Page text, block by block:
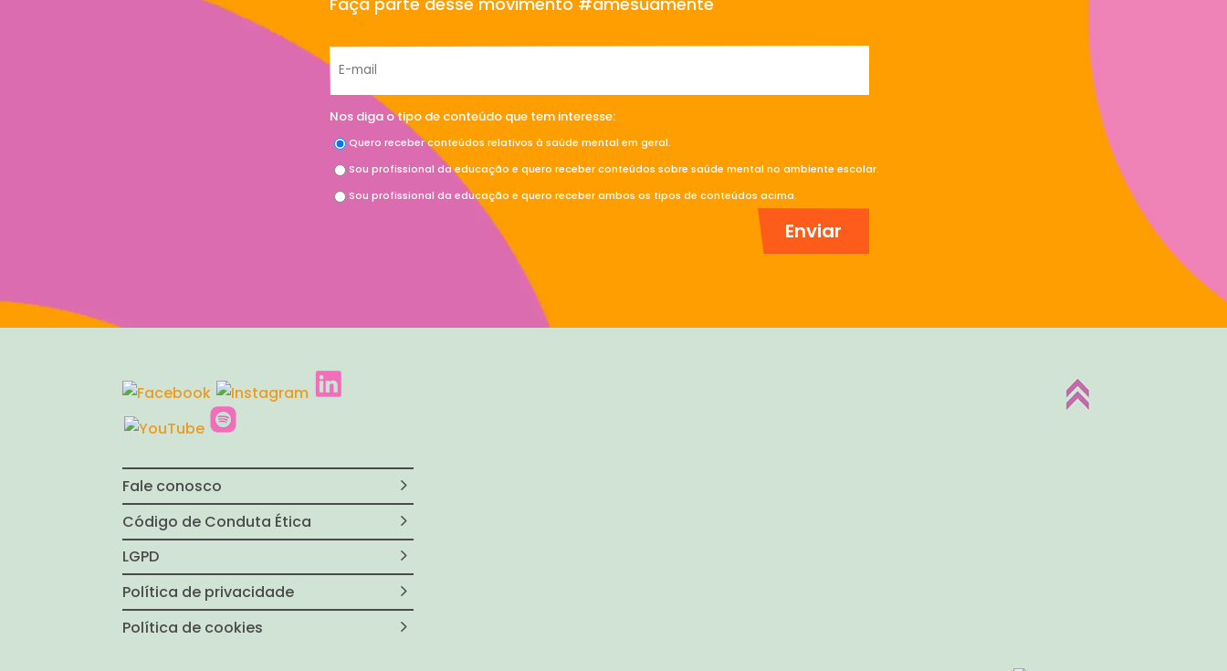
Nos diga o tipo de conteúdo que tem interesse:
Quero receber conteúdos relativos à saúde mental em geral.
Sou profissional da educação e quero receber conteúdos sobre saúde mental no ambiente escolar.
Sou profissional da educação e quero receber ambos os tipos de conteúdos acima.
Fale conosco
Código de Conduta Ética
LGPD
Política de privacidade
Política de cookies